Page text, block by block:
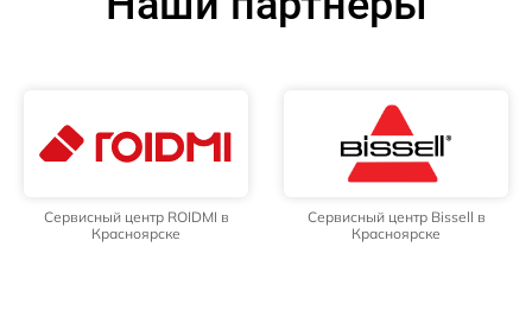
Сервисный центр ROIDMI в
Красноярске
Сервисный центр Bissell в
Красноярске